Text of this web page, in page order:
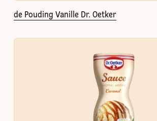
de Pouding Vanille Dr. Oetker